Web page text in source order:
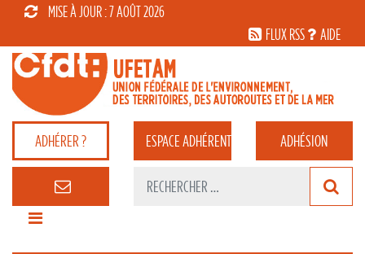
MISE À JOUR : 7 AOÛT 2026
FLUX RSS
AIDE
ADHÉRER ? ESPACEADHÉRENT ADHÉSION